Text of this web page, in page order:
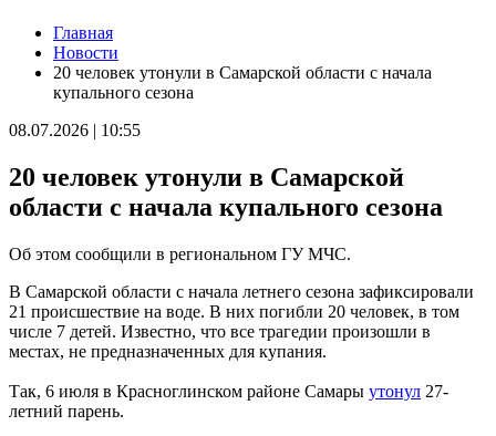
Нападающий КС рассказал об игре команды с новым
тренером
09.08.2026 | 15:05
Вратарь Гудиев рассказал о тактике "Акрона" на матч с
09.08.2026 | 14:25
ребенка
09.08.2026 | 14:16
В России могут отменить ЕГЭ с 2027 года
На Самарскую область 9 августа обрушатся гроза, ливень и
09.08.2026 | 12:12
В Самаре открыли обновленный стадион филиала ЦСКА
09.08.2026 | 11:49
В самарском парке Гагарина отметили День физкультурника
В похвистневском парке "Юбилейный" появилась новая
спортплощадка
Главная
Новости
20 человек утонули в Самарской области с начала
купального сезона
08.07.2026 | 10:55
20 человек утонули в Самарской
области с начала купального сезона
Об этом сообщили в региональном ГУ МЧС.
В Самарской области с начала летнего сезона зафиксировали
21 происшествие на воде. В них погибли 20 человек, в том
числе 7 детей. Известно, что все трагедии произошли в
местах, не предназначенных для купания.
Так, 6 июля в Красноглинском районе Самары утонул 27-
летний парень.